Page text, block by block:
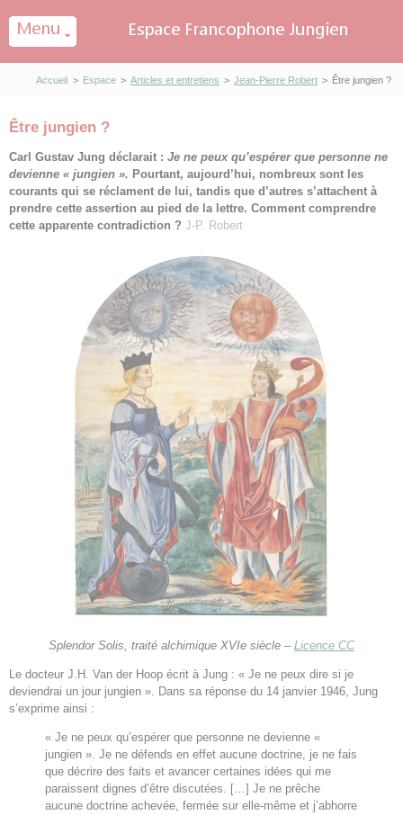
Accueil > Espace > Articles et entretiens > Jean-Pierre Robert > Être jungien ?
Être jungien ?
Carl Gustav Jung déclarait : Je ne peux qu’espérer que personne ne
devienne « jungien ». Pourtant, aujourd’hui, nombreux sont les
courants qui se réclament de lui, tandis que d’autres s’attachent à
prendre cette assertion au pied de la lettre. Comment comprendre
cette apparente contradiction ? J-P. Robert
Splendor Solis, traité alchimique XVIe siècle – Licence CC
Le docteur J.H. Van der Hoop écrit à Jung : « Je ne peux dire si je
deviendrai un jour jungien ». Dans sa réponse du 14 janvier 1946, Jung
s’exprime ainsi :
« Je ne peux qu’espérer que personne ne devienne «
jungien ». Je ne défends en effet aucune doctrine, je ne fais
que décrire des faits et avancer certaines idées qui me
paraissent dignes d’être discutées. […] Je ne prêche
aucune doctrine achevée, fermée sur elle-même et j’abhorre